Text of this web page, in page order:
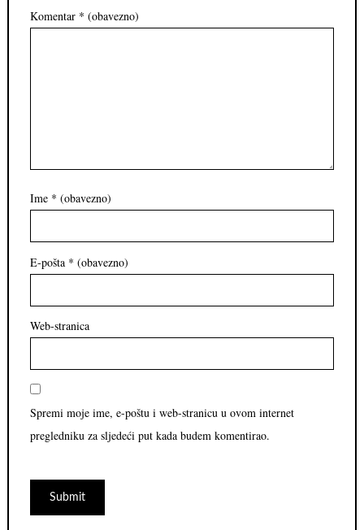
Komentar * (obavezno)
Ime * (obavezno)
E-pošta * (obavezno)
Web-stranica
Spremi moje ime, e-poštu i web-stranicu u ovom internet
pregledniku za sljedeći put kada budem komentirao.